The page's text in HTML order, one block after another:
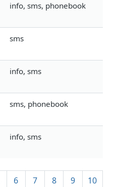
info, sms, phonebook
sms
info, sms
sms, phonebook
info, sms
6 7 8 9
10